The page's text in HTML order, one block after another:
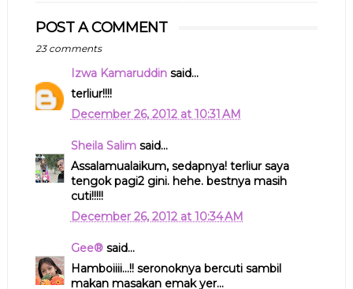
POST A COMMENT
23 comments
Izwa Kamaruddinsaid...
terliur!!!!
December 26, 2012 at 10:31 AM
Sheila Salimsaid...
Assalamualaikum, sedapnya! terliur saya
tengok pagi2 gini. hehe. bestnya masih
cuti!!!!!
December 26, 2012 at 10:34 AM
Gee®said...
Hamboiiii...!! seronoknya bercuti sambil
makan masakan emak yer...